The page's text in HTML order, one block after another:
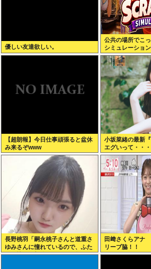
優しい友達欲しい。
公共の場所でこ
シミュレーショ
Scratch
発表される
【超朗報】今日仕事頑張ると盆休
み来るぞwww
小坂菜緒の最新
エグいって・・・
長野桃羽「嗣永桃子さんと道重さ
ゆみさんに憧れているので、ふた
りの憧れの部分をぎゅっと集めた
田﨑さくらアナ
リーブ脇！！